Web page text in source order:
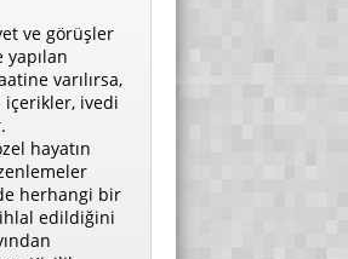
ve görüşler
varılırsa,
ivedi
hayatın
herhangi bir
ihlal edildiğini